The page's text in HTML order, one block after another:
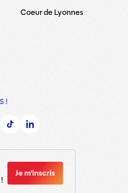
Coeur de Lyonnes
!
Je m'inscris